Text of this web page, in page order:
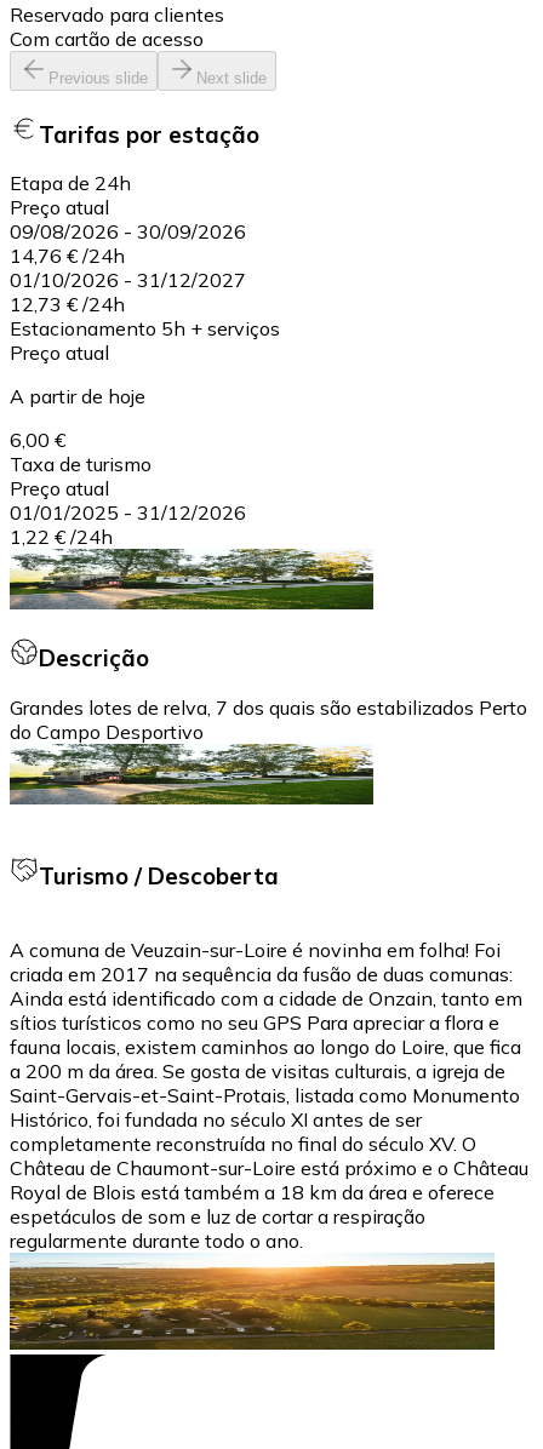
Reservado para clientes
Com cartão de acesso
Previous slide Next slide
Tarifas por estação
Etapa de 24h
Preço atual
09/08/2026 - 30/09/2026
14,76 € /24h
01/10/2026 - 31/12/2027
12,73 € /24h
Estacionamento 5h + serviços
Preço atual
A partir de hoje
6,00 €
Taxa de turismo
Preço atual
01/01/2025 - 31/12/2026
1,22 € /24h
Descrição
Grandes lotes de relva, 7 dos quais são estabilizados Perto
do Campo Desportivo
Turismo / Descoberta
A comuna de Veuzain-sur-Loire é novinha em folha! Foi
criada em 2017 na sequência da fusão de duas comunas:
Ainda está identificado com a cidade de Onzain, tanto em
sítios turísticos como no seu GPS Para apreciar a flora e
fauna locais, existem caminhos ao longo do Loire, que fica
a 200 m da área. Se gosta de visitas culturais, a igreja de
Saint-Gervais-et-Saint-Protais, listada como Monumento
Histórico, foi fundada no século XI antes de ser
completamente reconstruída no final do século XV. O
Château de Chaumont-sur-Loire está próximo e o Château
Royal de Blois está também a 18 km da área e oferece
espetáculos de som e luz de cortar a respiração
regularmente durante todo o ano.